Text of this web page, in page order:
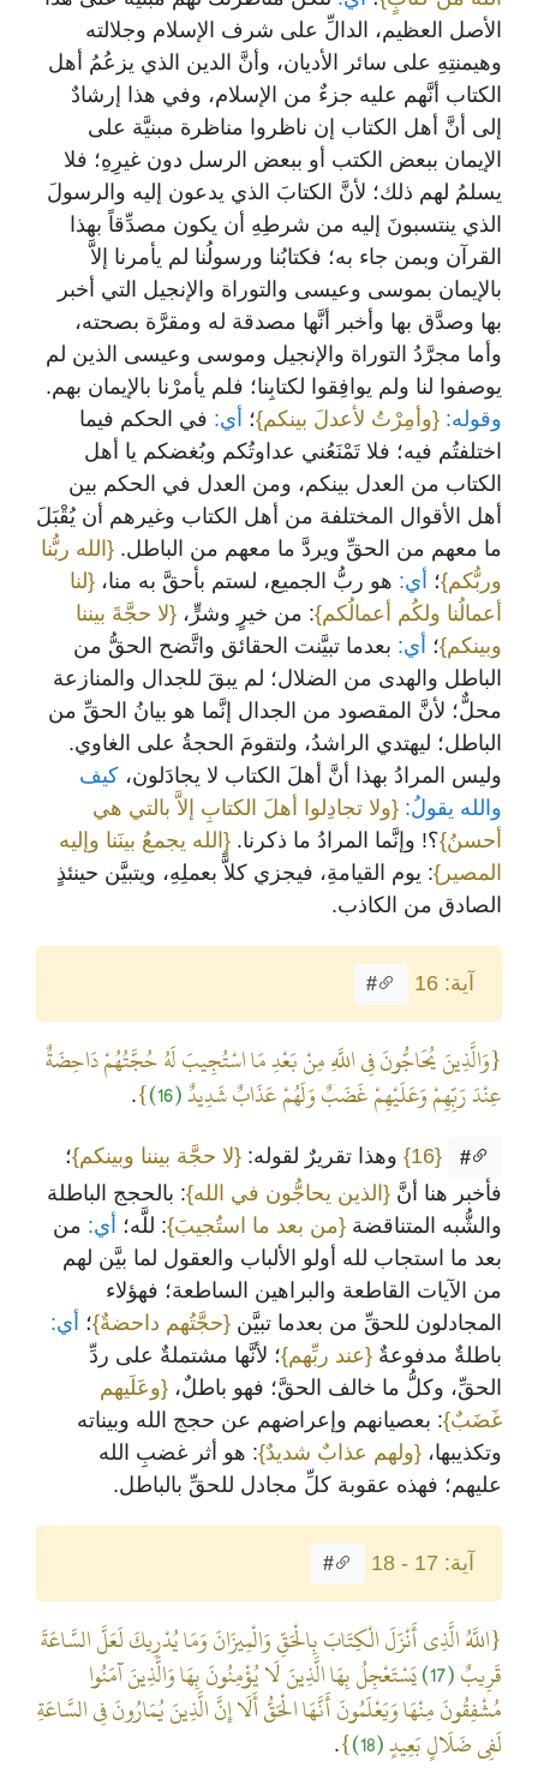
الأصل العظيم، الدالِّ على شرف الإسلام وجلالته
وهيمنتِهِ على سائر الأديان، وأنَّ الدين الذي يزعُمُ أهل
الكتاب أنَّهم عليه جزءٌ من الإسلام، وفي هذا إرشادٌ
إلى أنَّ أهل الكتاب إن ناظروا مناظرة مبنيَّة على
الإيمان ببعض الكتب أو ببعض الرسل دون غيرِهِ؛ فلا
يسلمُ لهم ذلك؛ لأنَّ الكتابَ الذي يدعون إليه والرسولَ
الذي ينتسبونَ إليه من شرطِهِ أن يكون مصدِّقاً بهذا
القرآن وبمن جاء به؛ فكتابُنا ورسولُنا لم يأمرنا إلاَّ
بالإيمان بموسى وعيسى والتوراة والإنجيل التي أخبر
بها وصدَّق بها وأخبر أنَّها مصدقة له ومقرَّة بصحته،
وأما مجرَّدُ التوراة والإنجيل وموسى وعيسى الذين لم
يوصفوا لنا ولم يوافِقوا لكتابِنا؛ فلم يأمرْنا بالإيمان بهم.
وقوله: {وأمِرْتُ لأعدلَ بينكم}؛ أي: في الحكم فيما
اختلفتُم فيه؛ فلا تَمْنَعُني عداوتُكم وبُغضكم يا أهل
الكتاب من العدل بينكم، ومن العدل في الحكم بين
أهل الأقوال المختلفة من أهل الكتاب وغيرهم أن يُقْبَلَ
ما معهم من الحقِّ ويردَّ ما معهم من الباطل. {الله ربُّنا
وربُّكم}؛ أي: هو ربُّ الجميع، لستم بأحقَّ به منا، {لنا
أعمالُنا ولكُم أعمالُكم}: من خيرٍ وشرٍّ، {لا حجَّةَ بيننا
وبينكم}؛ أي: بعدما تبيَّنت الحقائق واتَّضح الحقُّ من
الباطل والهدى من الضلال؛ لم يبقَ للجدال والمنازعة
محلٌّ؛ لأنَّ المقصود من الجدال إنَّما هو بيانُ الحقِّ من
الباطل؛ ليهتدي الراشدُ، ولتقومَ الحجةُ على الغاوي.
وليس المرادُ بهذا أنَّ أهلَ الكتاب لا يجادَلون، كيف
والله يقولُ: {ولا تجادِلوا أهلَ الكتابِ إلاَّ بالتي هي
أحسنُ}؟! وإنَّما المرادُ ما ذكرنا. {الله يجمعُ بينَنا وإليه
المصير}: يوم القيامةِ، فيجزي كلاًّ بعملِهِ، ويتبيَّن حينئذٍ
الصادق من الكاذب.
آية: 16 #
{وَالَّذِينَ يُحَاجُّونَ فِي اللَّهِ مِنْ بَعْدِ مَا اسْتُجِيبَ لَهُ حُجَّتُهُمْ دَاحِضَةٌ
عِنْدَ رَبِّهِمْ وَعَلَيْهِمْ غَضَبٌ وَلَهُمْ عَذَابٌ شَدِيدٌ(16)
}
.
#
{16} وهذا تقريرٌ لقوله: {لا حجَّة بيننا وبينكم}؛
فأخبر هنا أنَّ {الذين يحاجُّون في الله}: بالحجج الباطلة
والشُّبه المتناقضة {من بعد ما استُجيبَ}: للَّه؛ أي: من
بعد ما استجاب لله أولو الألباب والعقول لما بيَّن لهم
من الآيات القاطعة والبراهين الساطعة؛ فهؤلاء
المجادلون للحقِّ من بعدما تبيَّن {حجَّتُهم داحضةٌ}؛ أي:
باطلةٌ مدفوعةٌ {عند ربِّهم}؛ لأنَّها مشتملةٌ على ردِّ
الحقِّ، وكلُّ ما خالف الحقَّ؛ فهو باطلٌ، {وعَلَيهم
غَضَبٌ}: بعصيانهم وإعراضهم عن حجج الله وبيناته
وتكذيبها، {ولهم عذابٌ شديدٌ}: هو أثر غضبِ الله
عليهم؛ فهذه عقوبة كلِّ مجادل للحقِّ بالباطل.
آية: 17 - 18 #
{اللَّهُ الَّذِي أَنْزَلَ الْكِتَابَ بِالْحَقِّ وَالْمِيزَانَ وَمَا يُدْرِيكَ لَعَلَّ السَّاعَةَ
قَرِيبٌ(17)
يَسْتَعْجِلُ بِهَا الَّذِينَ لَا يُؤْمِنُونَ بِهَا وَالَّذِينَ آمَنُوا
مُشْفِقُونَ مِنْهَا وَيَعْلَمُونَ أَنَّهَا الْحَقُّ أَلَا إِنَّ الَّذِينَ يُمَارُونَ فِي السَّاعَةِ
لَفِي ضَلَالٍ بَعِيدٍ(18)
}
.